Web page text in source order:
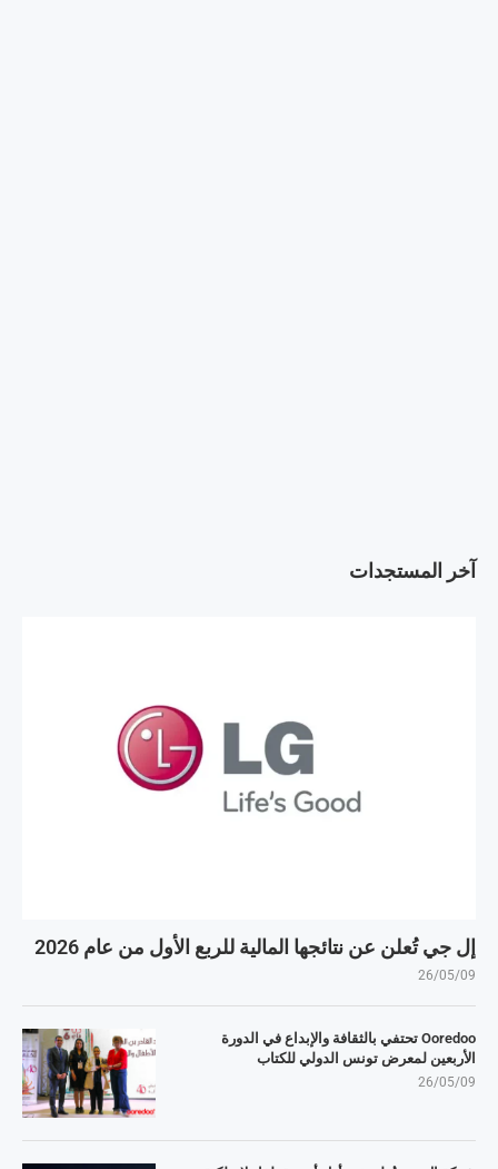
آخر المستجدات
إل جي تُعلن عن نتائجها المالية للربع الأول من عام 2026
26/05/09
Ooredoo تحتفي بالثقافة والإبداع في الدورة
الأربعين لمعرض تونس الدولي للكتاب
26/05/09